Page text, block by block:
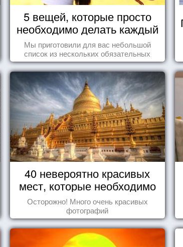
5 вещей, которые просто
необходимо делать каждый
день
Мы приготовили для вас небольшой
список из нескольких обязательных
вещей, которые должны стать частью
вашего дня.
40 невероятно красивых
мест, которые необходимо
увидеть пока вы живы
Осторожно! Много очень красивых
фотографий